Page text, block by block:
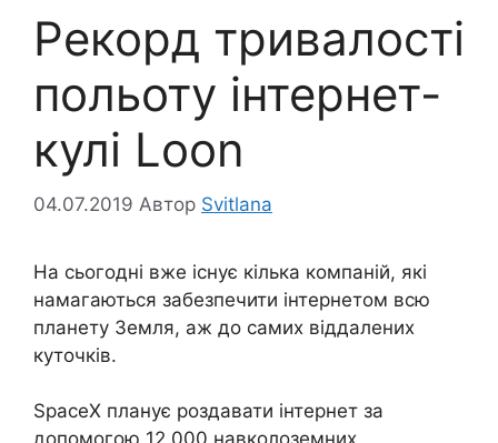
Рекорд тривалості
польоту інтернет-
кулі Loon
04.07.2019 Автор Svitlana
На сьогодні вже існує кілька компаній, які
намагаються забезпечити інтернетом всю
планету Земля, аж до самих віддалених
куточків.
SpaceX планує роздавати інтернет за